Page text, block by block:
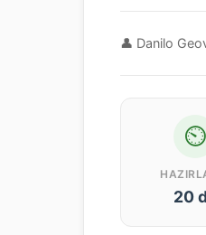
👤 Danilo
⏲
20